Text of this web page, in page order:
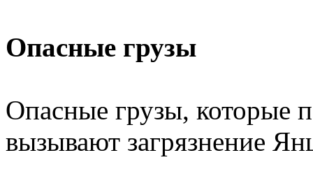
Опасные грузы
Опасные грузы, которые
вызывают загрязнение